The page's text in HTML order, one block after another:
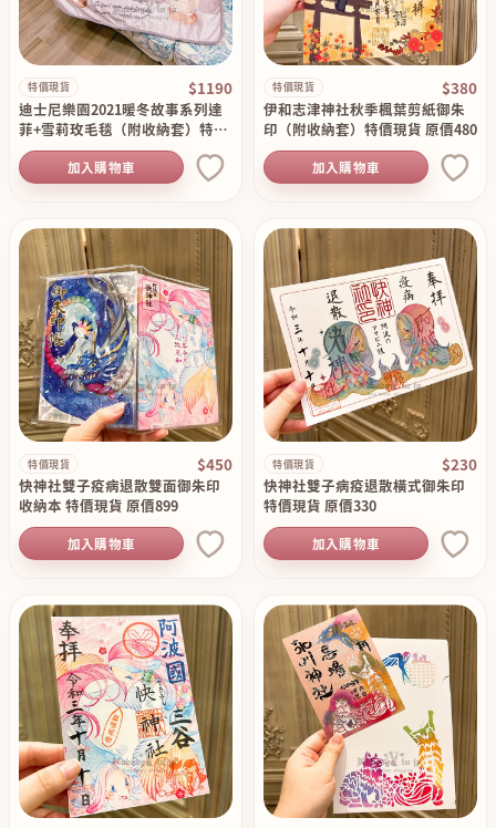
特價現貨 $1190
迪士尼樂園2021暖冬故事系列達
菲+雪莉玫毛毯（附收納套）特價
現貨 原價1990
加入購物車
特價現貨 $380
伊和志津神社秋季楓葉剪紙御朱
印（附收納套）特價現貨 原價480
加入購物車
特價現貨 $450
快神社雙子疫病退散雙面御朱印
收納本 特價現貨 原價899
加入購物車
特價現貨 $230
快神社雙子病疫退散橫式御朱印
特價現貨 原價330
加入購物車